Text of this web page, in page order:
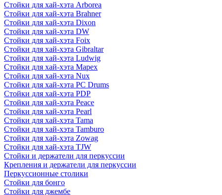
Стойки для хай-хэта Arborea
Стойки для хай-хэта Brahner
Стойки для хай-хэта Dixon
Стойки для хай-хэта DW
Стойки для хай-хэта Foix
Стойки для хай-хэта Gibraltar
Стойки для хай-хэта Ludwig
Стойки для хай-хэта Mapex
Стойки для хай-хэта Nux
Стойки для хай-хэта PC Drums
Стойки для хай-хэта PDP
Стойки для хай-хэта Peace
Стойки для хай-хэта Pearl
Стойки для хай-хэта Tama
Стойки для хай-хэта Tamburo
Стойки для хай-хэта Zowag
Стойки для хай-хэта TJW
Стойки и держатели для перкуссии
Крепления и держатели для перкуссии
Перкуссионные столики
Стойки для бонго
Стойки для джембе